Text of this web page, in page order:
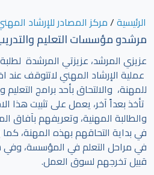
الرئيسية/مركز المصادر للإرشاد
مرشدو مؤسسات التعليم
عزيزي المرشد، عزيزتي المرشدة
عملية الإرشاد المهني لاتتوقف عند
للمهنة، والالتحاق بأحد برامج التعليم
تأخذ بعداً آخر، يعمل على تثبيت هذا
والطالبة المهنية، وتعريفهم بآفاق
في بداية التحاقهم بهذه المهنة،
في مراحل التعلم في المؤسسة، وفي
قبيل تخرجهم لسوق العمل.